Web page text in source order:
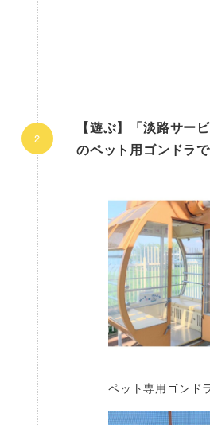
【遊ぶ】「淡路サー
のペット用ゴンドラ
ペット専用ゴンド